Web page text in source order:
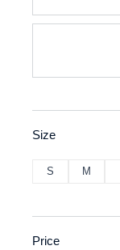
Size
S M
Price